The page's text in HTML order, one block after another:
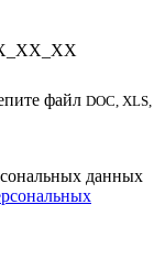
файл DOC, XLS,
данных